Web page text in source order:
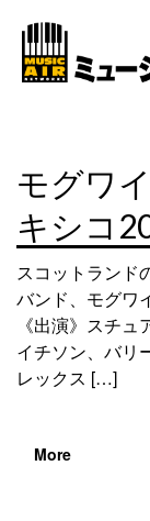
モグワ
キシコ
スコットランド
バンド、モグワ
《出演》スチ
イチソン、バリ
レックス […]
More